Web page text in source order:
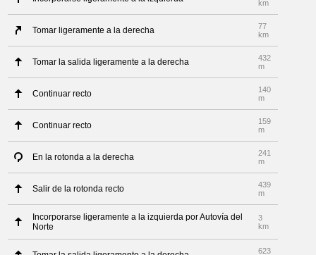
km
Tomar ligeramente a la derecha
77
km
Tomar la salida ligeramente a la derecha
432
m
Continuar recto
140
m
Continuar recto
159
m
En la rotonda a la derecha
241
m
Salir de la rotonda recto
439
m
Incorporarse ligeramente a la izquierda por Autovía del
Norte
3
km
623